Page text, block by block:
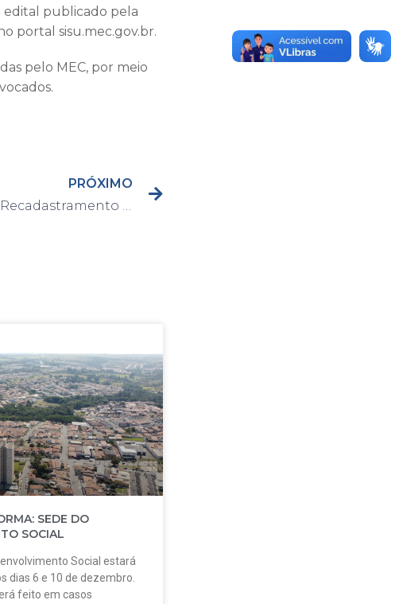
edital publicado pela
portal sisu.mec.gov.br.
pelo MEC, por meio
PRÓXIMO
Cadastramento e Recadastramento para o Reembolso do Transporte Escolar vai até 15 de março
SEDE DO
SOCIAL
Social estará
dias 6 e 10 de dezembro.
feito em casos